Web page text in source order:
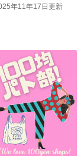
年11年17日更新